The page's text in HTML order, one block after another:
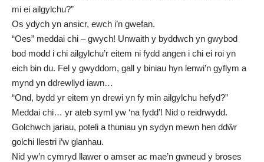
mi ei ailgylchu?”
Os ydych yn ansicr, ewch i’n gwefan.
“Oes” meddai chi – gwych! Unwaith y byddwch yn gwybod
bod modd i chi ailgylchu’r eitem ni fydd angen i chi ei roi yn
eich bin du. Fel y gwyddom, gall y biniau hyn lenwi’n gyflym a
mynd yn ddrewllyd iawn…
“Ond, bydd yr eitem yn drewi yn fy min ailgylchu hefyd?”
Meddai chi… yr ateb syml yw ‘na fydd’! Nid o reidrwydd.
Golchwch jariau, poteli a thuniau yn sydyn mewn hen ddŵr
golchi llestri i’w glanhau.
Nid yw’n cymryd llawer o amser ac mae’n gwneud y broses